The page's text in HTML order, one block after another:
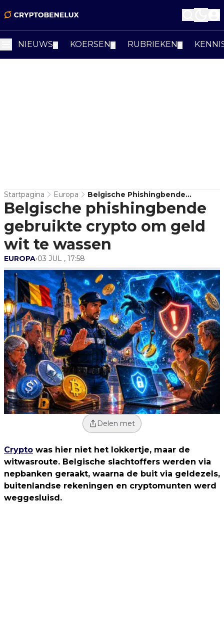
NIEUWS KOERSEN RUBRIEKEN
Startpagina Europa
Belgische Phishingbende
Gebruikte Crypto Om Geld Wit Te
Wassen
Belgische phishingbende
gebruikte crypto om geld
wit te wassen
EUROPA•03 JUL , 17:58
Delen met
Crypto was hier niet het lokkertje, maar de
witwasroute. Belgische slachtoffers werden via
nepbanken geraakt, waarna de buit via geldezels,
buitenlandse rekeningen en cryptomunten werd
weggesluisd.